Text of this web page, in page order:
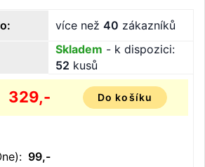
více než 40 zákazníků
Skladem - k dispozici:
52 kusů
329,- Do košíku
99,-